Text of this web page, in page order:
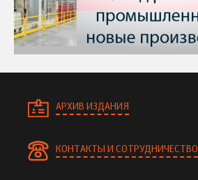
АРХИВ ИЗДАНИЯ
КОНТАКТЫ И СОТРУДНИЧЕСТВО